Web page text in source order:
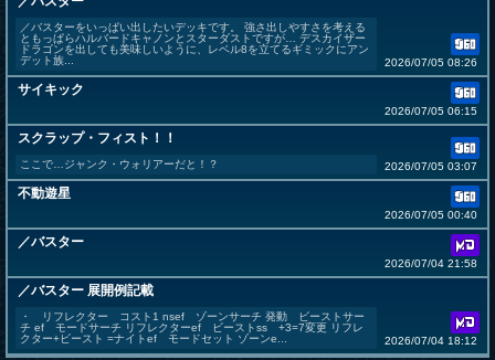
／バスターをいっぱい出したいデッキです。 強さ出しやすさを考える
ともっぱらハルバードキャノンとスターダストですが… デスカイザー
ドラゴンを出しても美味しいように、レベル8を立てるギミックにアン
デット族...
2026/07/05 08:26
サイキック
2026/07/05 06:15
スクラップ・フィスト！！
ここで…ジャンク・ウォリアーだと！？ 2026/07/05 03:07
不動遊星
2026/07/05 00:40
／バスター
2026/07/04 21:58
／バスター 展開例記載
・ リフレクター コスト1 nsef ゾーンサーチ 発動 ビーストサー
チ ef モードサーチ リフレクターef ビーストss +3=7変更 リフレ
クター+ビースト =ナイトef モードセット ゾーンe...
2026/07/04 18:12